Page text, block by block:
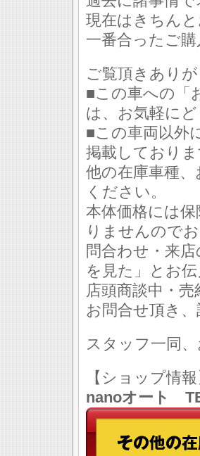
現在はきちん
一番合ったご
ご覧頂きあり
■この車への「
は、お気軽に
■この車両以外
掲載しており
他の在庫車種
ください。
本体価格には
りませんので
問合わせ・来
を見た」とお
店頭商談中・
お問合せ頂き
スタッフ一同
【ショップ情
nanoオート